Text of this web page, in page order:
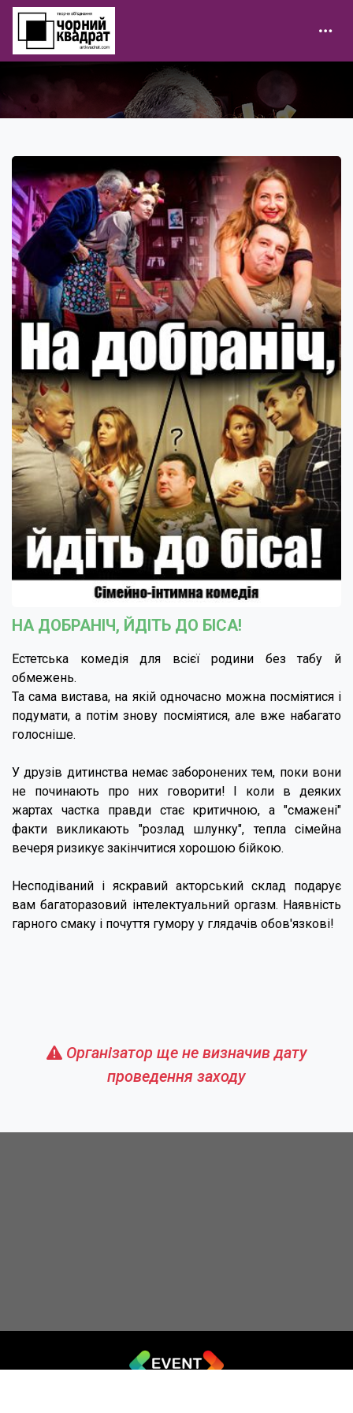
НА ДОБРАНІЧ, ЙДІТЬ ДО БІСА!
Естетська комедія для всієї родини без табу й
обмежень.
Та сама вистава, на якій одночасно можна посміятися і
подумати, а потім знову посміятися, але вже набагато
голосніше.
У друзів дитинства немає заборонених тем, поки вони
не починають про них говорити! І коли в деяких
жартах частка правди стає критичною, а "смажені"
факти викликають "розлад шлунку", тепла сімейна
вечеря ризикує закінчитися хорошою бійкою.
Несподіваний і яскравий акторський склад подарує
вам багаторазовий інтелектуальний оргазм. Наявність
гарного смаку і почуття гумору у глядачів обов'язкові!
Організатор ще не визначив дату
проведення заходу